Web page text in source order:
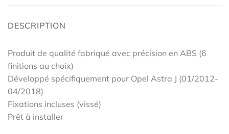
DESCRIPTION
Produit de qualité fabriqué avec précision en ABS (6
finitions au choix)
Développé spécifiquement pour Opel Astra J (01/2012-
04/2018)
Fixations incluses (vissé)
Prêt à installer